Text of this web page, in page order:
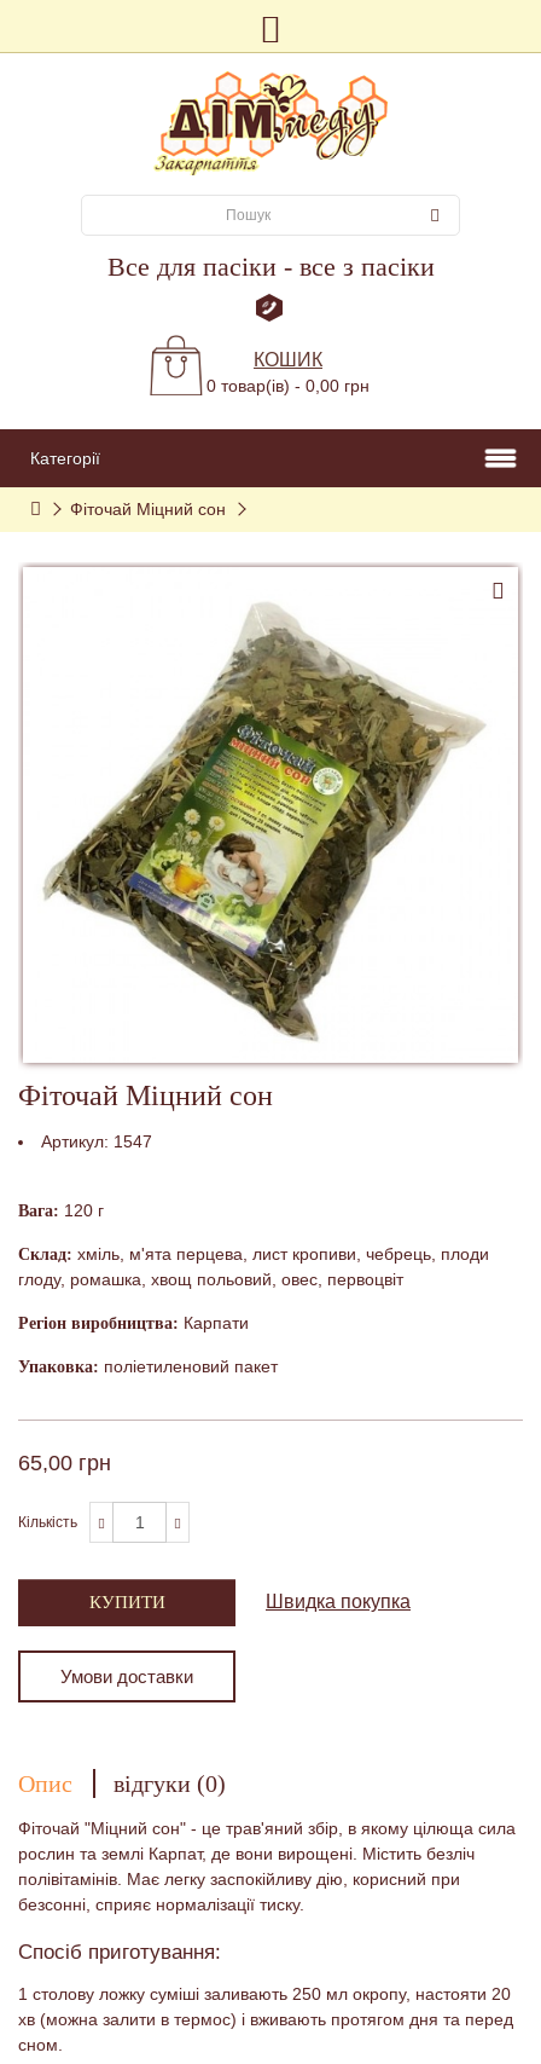
Все для пасіки - все з пасіки
КОШИК
0 товар(ів) - 0,00 грн
Категорії
Фіточай Міцний сон
Фіточай Міцний сон
Артикул: 1547
Вага: 120 г
Склад: хміль, м'ята перцева, лист кропиви, чебрець, плоди
глоду, ромашка, хвощ польовий, овес, первоцвіт
Регіон виробництва: Карпати
Упаковка: поліетиленовий пакет
65,00 грн
Кількість
КУПИТИ Швидка покупка
Умови доставки
Опис відгуки (0)
Фіточай "Міцний сон" - це трав'яний збір, в якому цілюща сила
рослин та землі Карпат, де вони вирощені. Містить безліч
полівітамінів. Має легку заспокійливу дію, корисний при
безсонні, сприяє нормалізації тиску.
Спосіб приготування:
1 столову ложку суміші заливають 250 мл окропу, настояти 20
хв (можна залити в термос) і вживають протягом дня та перед
сном.